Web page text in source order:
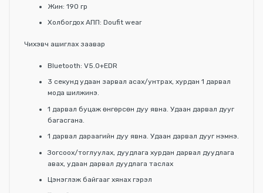
Жин: 190 гр
Холбогдох АПП: Doufit wear
Чихэвч ашиглах заавар
Bluetooth: V5.0+EDR
3 секунд удаан зарвал асах/унтрах, хурдан 1 дарвал
мода шилжинэ.
1 дарвал буцаж өнгөрсөн дуу явна. Удаан дарвал дууг
багасгана.
1 дарвал дараагийн дуу явна. Удаан дарвал дууг нэмнэ.
Зогсоох/тоглуулах, дуудлага хурдан дарвал дуудлага
авах, удаан дарвал дуудлага таслах
Цэнэглэж байгааг хянах гэрэл